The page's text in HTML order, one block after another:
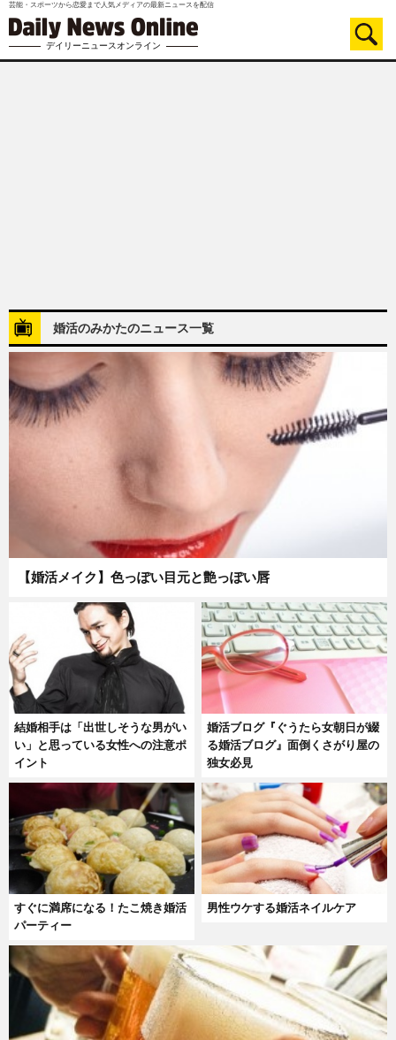
芸能・スポーツから恋愛まで人気メディアの最新ニュースを配信
デイリーニュースオンライン
婚活のみかたのニュース一覧
【婚活メイク】色っぽい目元と艶っぽい唇
結婚相手は「出世しそうな男がい
い」と思っている女性への注意ポ
イント
婚活ブログ『ぐうたら女朝日が綴
る婚活ブログ』面倒くさがり屋の
独女必見
すぐに満席になる！たこ焼き婚活
パーティー
男性ウケする婚活ネイルケア